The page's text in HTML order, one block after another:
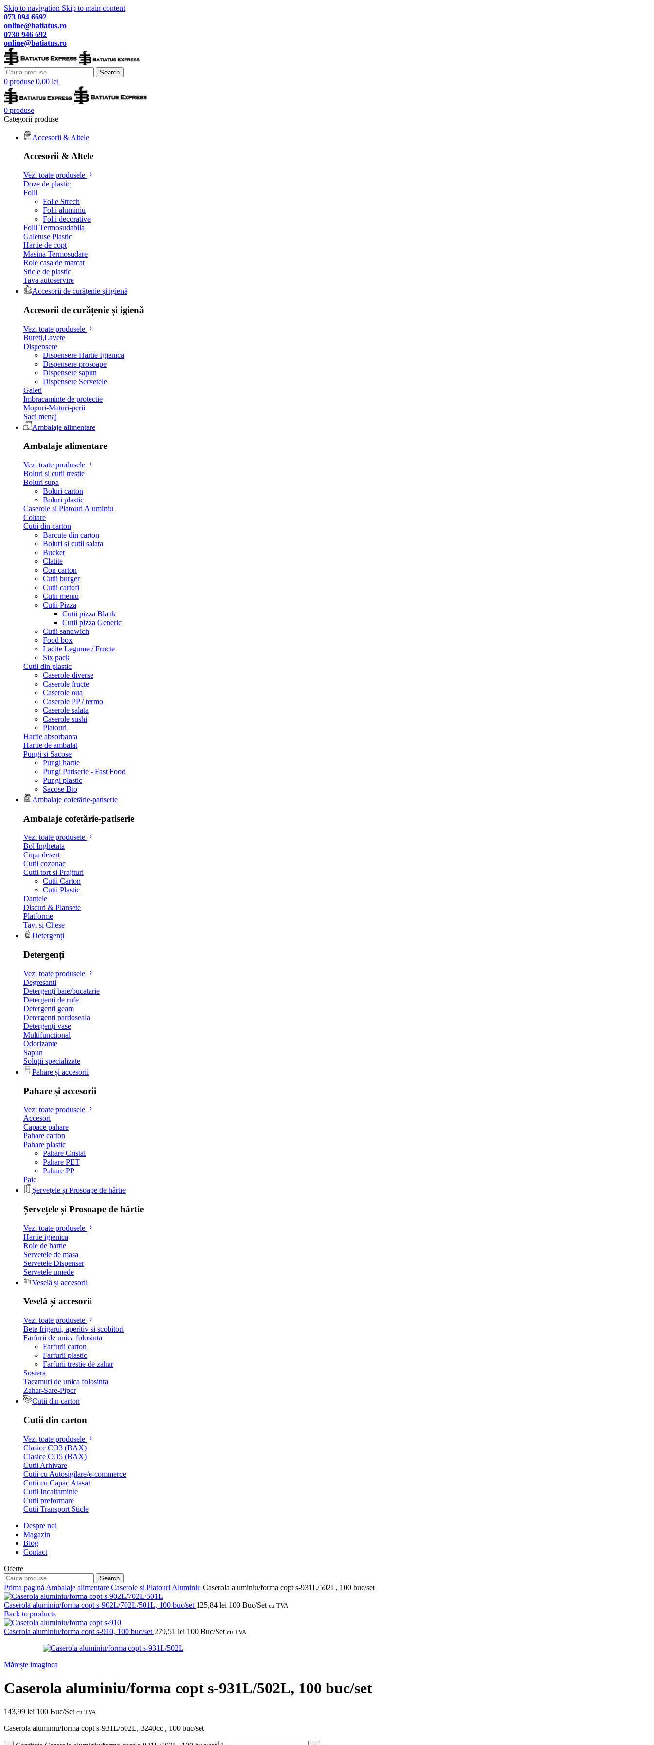
Skip to navigation Skip to main content
073 094 6692
online@batiatus.ro
0730 946 692
online@batiatus.ro
Search
0 produse 0,00 lei
0 produse
Categorii produse
Accesorii & Altele
Accesorii & Altele
Vezi toate produsele
Doze de plastic
Folii
Folie Strech
Folii aluminiu
Folii decorative
Folii Termosudabila
Galetuse Plastic
Hartie de copt
Masina Termosudare
Role casa de marcat
Sticle de plastic
Tava autoservire
Accesorii de curățenie și igienă
Accesorii de curățenie și igienă
Vezi toate produsele
Bureti,Lavete
Dispensere
Dispensere Hartie Igienica
Dispensere prosoape
Dispensere sapun
Dispensere Servetele
Galeti
Imbracaminte de protectie
Mopuri-Maturi-perii
Saci menaj
Ambalaje alimentare
Ambalaje alimentare
Vezi toate produsele
Boluri si cutii trestie
Boluri supa
Boluri carton
Boluri plastic
Caserole si Platouri Aluminiu
Coltare
Cutii din carton
Barcute din carton
Boluri si cutii salata
Bucket
Clatite
Con carton
Cutii burger
Cutii cartofi
Cutii meniu
Cutii Pizza
Cutii pizza Blank
Cutii pizza Generic
Cutii sandwich
Food box
Ladite Legume / Fructe
Six pack
Cutii din plastic
Caserole diverse
Caserole fructe
Caserole oua
Caserole PP / termo
Caserole salata
Caserole sushi
Platouri
Hartie absorbanta
Hartie de ambalat
Pungi si Sacose
Pungi hartie
Pungi Patiserie - Fast Food
Pungi plastic
Sacose Bio
Ambalaje cofetărie-patiserie
Ambalaje cofetărie-patiserie
Vezi toate produsele
Bol Inghetata
Cupa desert
Cutii cozonac
Cutii tort si Prajituri
Cutii Carton
Cutii Plastic
Dantele
Discuri & Plansete
Platforme
Tavi si Chese
Detergenți
Detergenți
Vezi toate produsele
Degresanti
Detergenți baie/bucatarie
Detergenți de rufe
Detergenți geam
Detergenți pardoseala
Detergenți vase
Multifunctional
Odorizante
Sapun
Soluții specializate
Pahare și accesorii
Pahare și accesorii
Vezi toate produsele
Accesori
Capace pahare
Pahare carton
Pahare plastic
Pahare Cristal
Pahare PET
Pahare PP
Paie
Șervețele și Prosoape de hârtie
Șervețele și Prosoape de hârtie
Vezi toate produsele
Hartie igienica
Role de hartie
Servetele de masa
Servetele Dispenser
Servetele umede
Veselă și accesorii
Veselă și accesorii
Vezi toate produsele
Bete frigarui, aperitiv si scobitori
Farfurii de unica folosinta
Farfurii carton
Farfurii plastic
Farfurii trestie de zahar
Sosiera
Tacamuri de unica folosinta
Zahar-Sare-Piper
Cutii din carton
Cutii din carton
Vezi toate produsele
Clasice CO3 (BAX)
Clasice CO5 (BAX)
Cutii Arhivare
Cutii cu Autosigilare/e-commerce
Cutii cu Capac Atasat
Cutii Incaltaminte
Cutii preformare
Cutii Transport Sticle
Despre noi
Magazin
Blog
Contact
Oferte
Search
Prima pagină Ambalaje alimentare Caserole si Platouri Aluminiu Caserola aluminiu/forma copt s-931L/502L, 100 buc/set
Caserola aluminiu/forma copt s-902L/702L/501L, 100 buc/set 125,84 lei 100 Buc/Set cu TVA
Back to products
Caserola aluminiu/forma copt s-910, 100 buc/set 279,51 lei 100 Buc/Set cu TVA
Mărește imaginea
Caserola aluminiu/forma copt s-931L/502L, 100 buc/set
143,99 lei 100 Buc/Set cu TVA
Caserola aluminiu/forma copt s-931L/502L, 3240cc , 100 buc/set